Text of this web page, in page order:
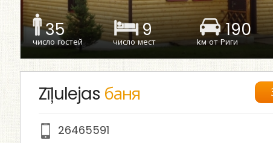
35
число гостей
9
число мест
190
kм от Риги
Zīļulejas баня
26465591